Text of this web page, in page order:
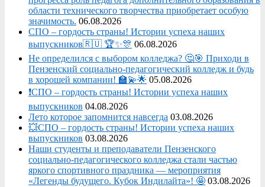
области технического творчества приобретает особую
значимость. 06.08.2026
СПО – гордость страны! Истории успеха наших
выпускников🇷🇺 🏆✨🎊 06.08.2026
Не определился с выбором колледжа? 🤔🎯 Приходи в
Пензенский социально-педагогический колледж и будь
в хорошей компании! 🏫💫🌟 05.08.2026
❗СПО – гордость страны! Истории успеха наших
выпускников 04.08.2026
Лето которое запомнится навсегда 03.08.2026
💥СПО – гордость страны! Истории успеха наших
выпускников 03.08.2026
Наши студенты и преподаватели Пензенского
социально‑педагогического колледжа стали частью
яркого спортивного праздника — мероприятия
«Легенды будущего. Кубок Индилайта»! 🤩 03.08.2026